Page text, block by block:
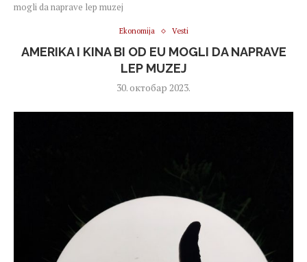
mogli da naprave lep muzej
Ekonomija Vesti
AMERIKA I KINA BI OD EU MOGLI DA NAPRAVE
LEP MUZEJ
30. октобар 2023.